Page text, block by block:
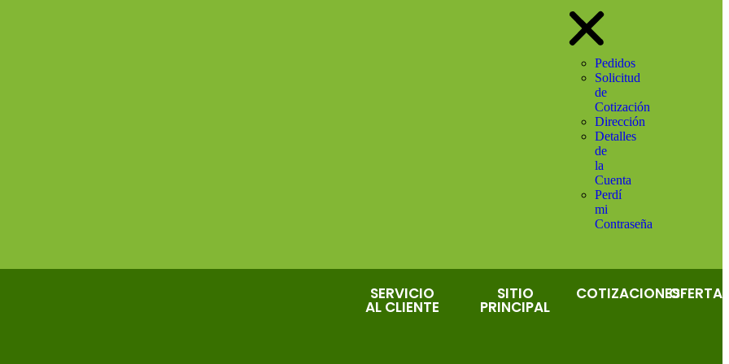
Pedidos
Solicitud
de
Cotización
Dirección
Detalles
de
la
Cuenta
Perdí
mi
Contraseña
SERVICIO
AL CLIENTE
SITIO
PRINCIPAL
COTIZACIONES